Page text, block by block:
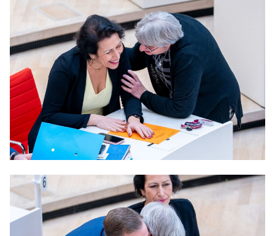
CDU Deutschland
CDU Fraktion im Brandenburger Landtag
CDU Brandenburg
CDU Potsdam